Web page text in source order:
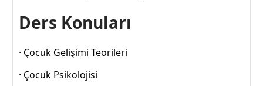
Ders Konuları
· Çocuk Gelişimi Teorileri
· Çocuk Psikolojisi